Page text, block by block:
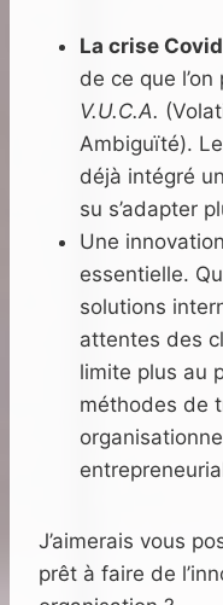
La crise
de ce que
V.U.C.A.
Ambiguïté).
déjà intégré
su s’adapter
Une
essentielle.
solutions
attentes des
limite plus au
méthodes de
J’aimerais vous
prêt à faire de